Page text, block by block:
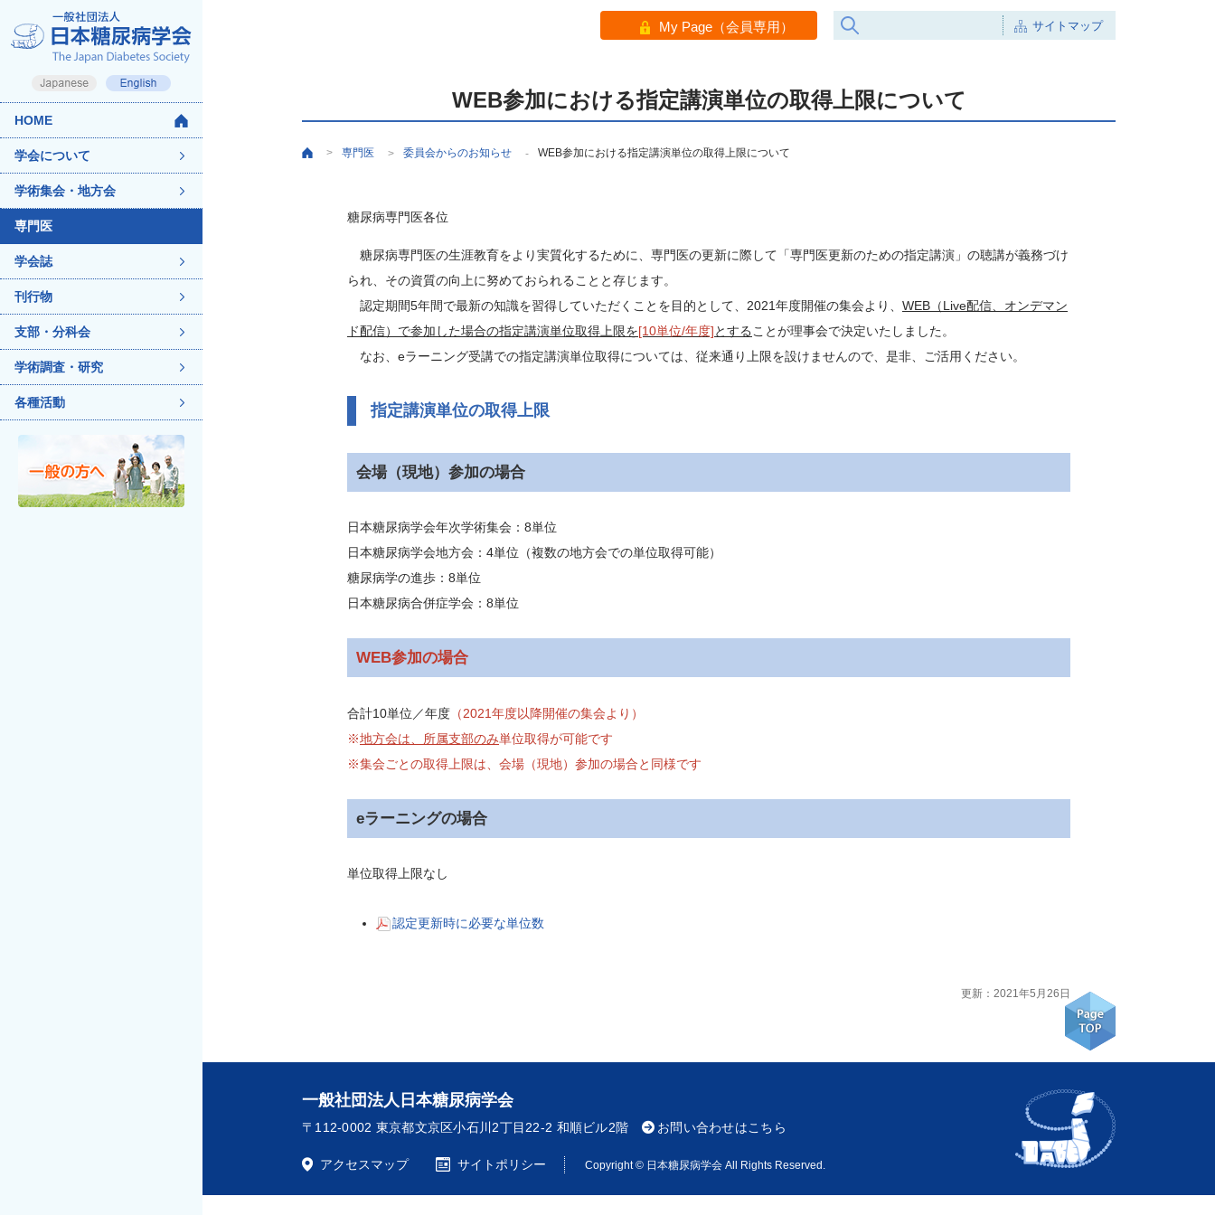
HOME
学会について
学術集会・地方会
専門医
学会誌
刊行物
支部・分科会
学術調査・研究
各種活動
My Page（会員専用） サイトマップ
WEB参加における指定講演単位の取得上限について
> 専門医 > 委員会からのお知らせ - WEB参加における指定講演単位の取得上限について
糖尿病専門医各位
糖尿病専門医の生涯教育をより実質化するために、専門医の更新に際して「専門医更新のための指定講演」の聴講が義務づけ
られ、その資質の向上に努めておられることと存じます。
認定期間5年間で最新の知識を習得していただくことを目的として、2021年度開催の集会より、 WEB（Live配信、オンデマン
ド配信）で参加した場合の指定講演単位取得上限を[10単位/年度]とする ことが理事会で決定いたしました。
なお、eラーニング受講での指定講演単位取得については、従来通り上限を設けませんので、是非、ご活用ください。
指定講演単位の取得上限
会場（現地）参加の場合
日本糖尿病学会年次学術集会：8単位
日本糖尿病学会地方会：4単位（複数の地方会での単位取得可能）
糖尿病学の進歩：8単位
日本糖尿病合併症学会：8単位
WEB参加の場合
合計10単位／年度 （2021年度以降開催の集会より）
※地方会は、所属支部のみ単位取得が可能です
※集会ごとの取得上限は、会場（現地）参加の場合と同様です
eラーニングの場合
単位取得上限なし
認定更新時に必要な単位数
更新：2021年5月26日
一般社団法人日本糖尿病学会
〒112-0002 東京都文京区小石川2丁目22-2 和順ビル2階 お問い合わせはこちら
アクセスマップ サイトポリシー Copyright © 日本糖尿病学会 All Rights Reserved.